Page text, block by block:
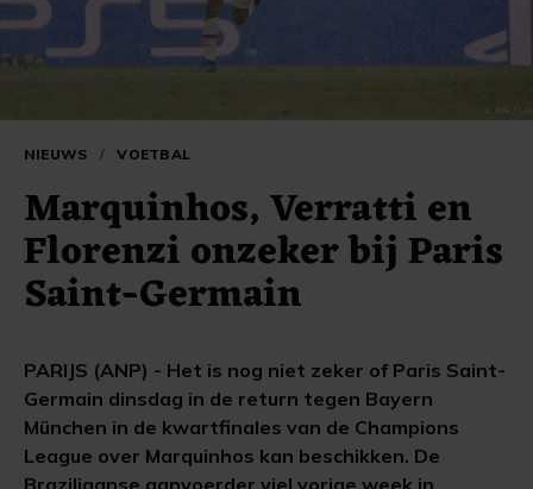
NIEUWS / VOETBAL
Marquinhos, Verratti en
Florenzi onzeker bij Paris
Saint-Germain
PARIJS (ANP) - Het is nog niet zeker of Paris Saint-
Germain dinsdag in de return tegen Bayern
München in de kwartfinales van de Champions
League over Marquinhos kan beschikken. De
Braziliaanse aanvoerder viel vorige week in